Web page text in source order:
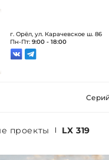
г. Орёл, ул. Карачевское ш. 86
Пн-Пт:9:00 - 18:00
проекты LX 319